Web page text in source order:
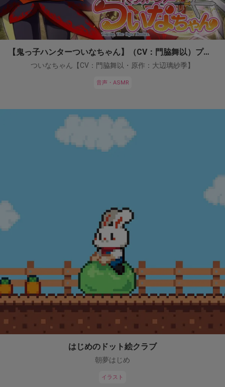
【鬼っ子ハンターついなちゃん】（CV：門脇舞以）プロジェクト！
ついなちゃん【CV：門脇舞以・原作：大辺璃紗季】
音声・ASMR
はじめのドット絵クラブ
朝夢はじめ
イラスト